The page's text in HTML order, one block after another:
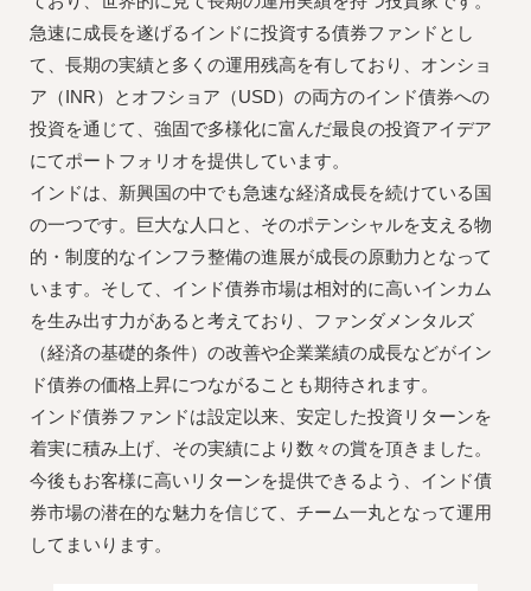
急速に成長を遂げるインドに投資する債券ファンドとし
て、長期の実績と多くの運用残高を有しており、オンショ
ア（INR）とオフショア（USD）の両方のインド債券への
投資を通じて、強固で多様化に富んだ最良の投資アイデア
にてポートフォリオを提供しています。
インドは、新興国の中でも急速な経済成長を続けている国
の一つです。巨大な人口と、そのポテンシャルを支える物
的・制度的なインフラ整備の進展が成長の原動力となって
います。そして、インド債券市場は相対的に高いインカム
を生み出す力があると考えており、ファンダメンタルズ
（経済の基礎的条件）の改善や企業業績の成長などがイン
ド債券の価格上昇につながることも期待されます。
インド債券ファンドは設定以来、安定した投資リターンを
着実に積み上げ、その実績により数々の賞を頂きました。
今後もお客様に高いリターンを提供できるよう、インド債
券市場の潜在的な魅力を信じて、チーム一丸となって運用
してまいります。